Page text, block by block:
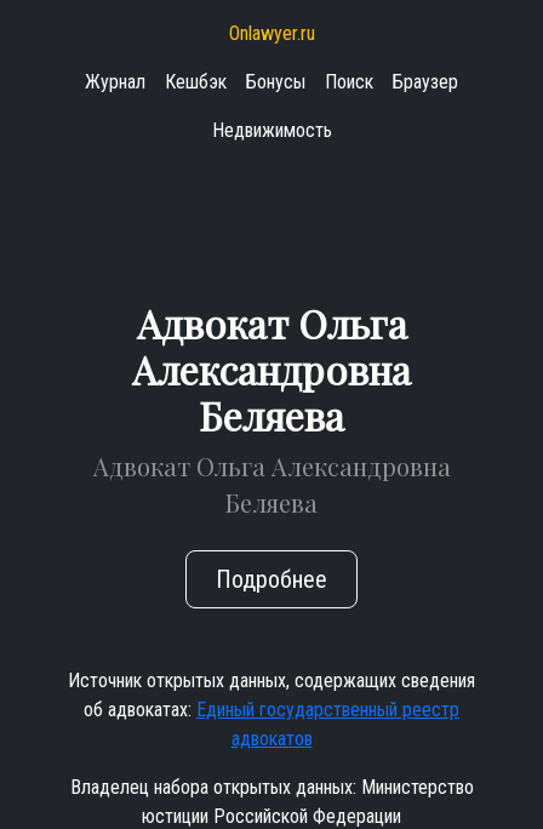
Onlawyer.ru
Журнал Кешбэк Бонусы Поиск Браузер
Недвижимость
Адвокат Ольга
Александровна
Беляева
Адвокат Ольга Александровна
Беляева
Подробнее
Источник открытых данных, содержащих сведения
об адвокатах: Единый государственный реестр
адвокатов
Владелец набора открытых данных: Министерство
юстиции Российской Федерации